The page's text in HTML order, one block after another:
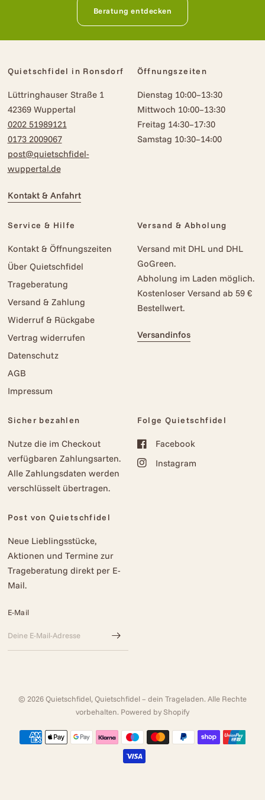
Beratung entdecken
Quietschfidel in Ronsdorf
Lüttringhauser Straße 1
42369 Wuppertal
0202 51989121
0173 2009067
post@quietschfidel-
wuppertal.de
Kontakt & Anfahrt
Öffnungszeiten
Dienstag 10:00–13:30
Mittwoch 10:00–13:30
Freitag 14:30–17:30
Samstag 10:30–14:00
Service & Hilfe
Kontakt & Öffnungszeiten
Über Quietschfidel
Trageberatung
Versand & Zahlung
Widerruf & Rückgabe
Vertrag widerrufen
Datenschutz
AGB
Impressum
Versand & Abholung
Versand mit DHL und DHL
GoGreen.
Abholung im Laden möglich.
Kostenloser Versand ab 59 €
Bestellwert.
Versandinfos
Sicher bezahlen
Nutze die im Checkout
verfügbaren Zahlungsarten.
Alle Zahlungsdaten werden
verschlüsselt übertragen.
Folge Quietschfidel
Facebook
Instagram
Post von Quietschfidel
Neue Lieblingsstücke,
Aktionen und Termine zur
Trageberatung direkt per E-
Mail.
E-Mail
© 2026 Quietschfidel, Quietschfidel – dein Trageladen. Alle Rechte
vorbehalten. Powered by Shopify